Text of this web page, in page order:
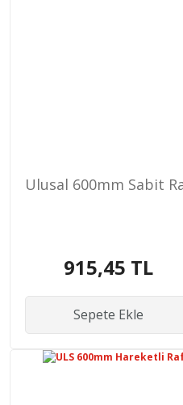
Ulusal 600mm Sabit
915,45 TL
Sepete Ekle